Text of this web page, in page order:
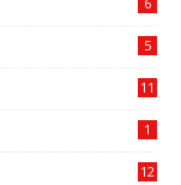
5
11
1
12